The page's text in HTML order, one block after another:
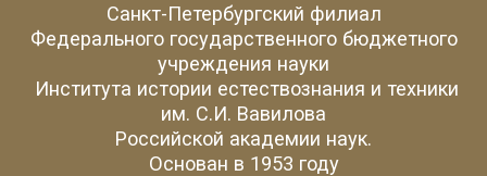
Санкт-Петербургский филиал
Федерального государственного бюджетного
учреждения науки
Института истории естествознания и техники
им. С.И. Вавилова
Российской академии наук.
Основан в 1953 году